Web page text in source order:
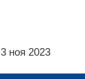
3 ноя 2023